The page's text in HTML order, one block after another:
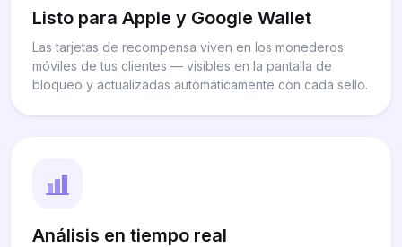
Listo para Apple y Google Wallet
Las tarjetas de recompensa viven en los monederos
móviles de tus clientes — visibles en la pantalla de
bloqueo y actualizadas automáticamente con cada sello.
Análisis en tiempo real